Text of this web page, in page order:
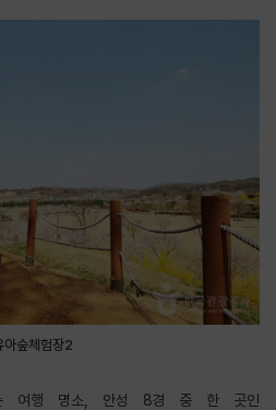
아숲체험장2
여행 명소, 안성 8경 중 한 곳인